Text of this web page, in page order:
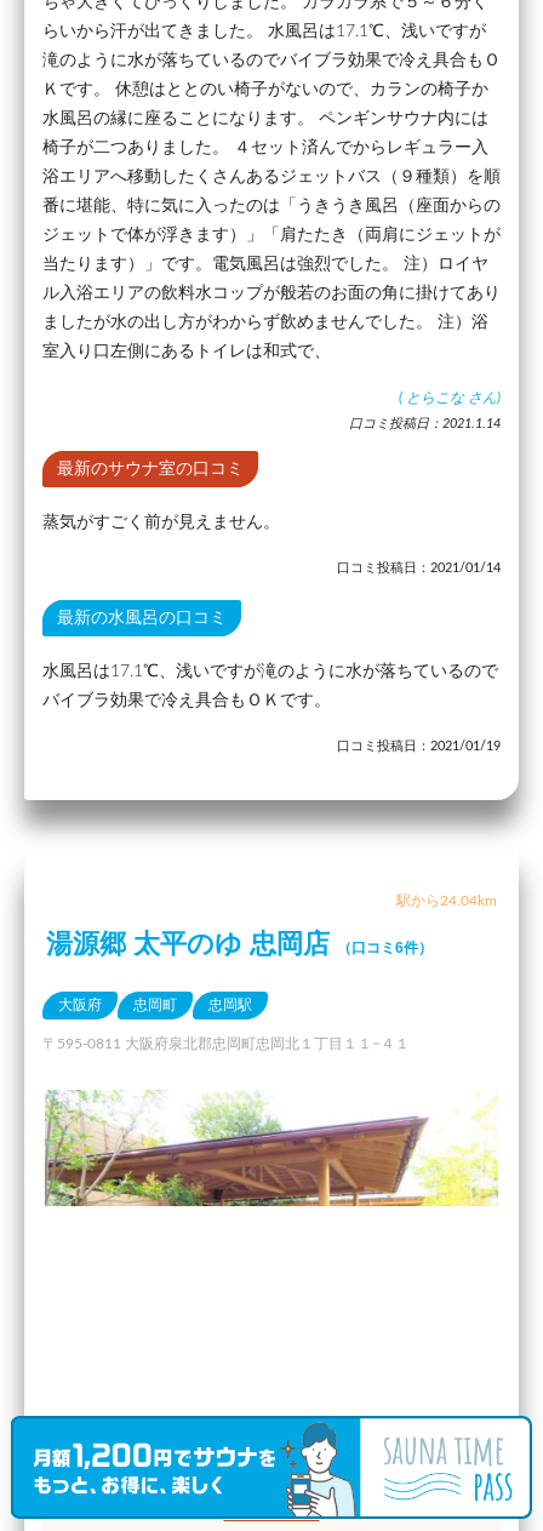
らいから汗が出てきました。 水風呂は17.1℃、浅いですが
滝のように水が落ちているのでバイブラ効果で冷え具合もＯ
Ｋです。 休憩はととのい椅子がないので、カランの椅子か
水風呂の縁に座ることになります。 ペンギンサウナ内には
椅子が二つありました。 ４セット済んでからレギュラー入
浴エリアへ移動したくさんあるジェットバス（９種類）を順
番に堪能、特に気に入ったのは「うきうき風呂（座面からの
ジェットで体が浮きます）」「肩たたき（両肩にジェットが
当たります）」です。電気風呂は強烈でした。 注）ロイヤ
ル入浴エリアの飲料水コップが般若のお面の角に掛けてあり
ましたが水の出し方がわからず飲めませんでした。 注）浴
室入り口左側にあるトイレは和式で、
( とらこな さん)
口コミ投稿日：2021.1.14
最新のサウナ室の口コミ
蒸気がすごく前が見えません。
口コミ投稿日：2021/01/14
最新の水風呂の口コミ
水風呂は17.1℃、浅いですが滝のように水が落ちているので
バイブラ効果で冷え具合もＯＫです。
口コミ投稿日：2021/01/19
駅から24.04km
湯源郷 太平のゆ 忠岡店 （口コミ6件）
大阪府 忠岡町 忠岡駅
〒595-0811 大阪府泉北郡忠岡町忠岡北１丁目１１−４１
サウナ室温度
80℃ 〜